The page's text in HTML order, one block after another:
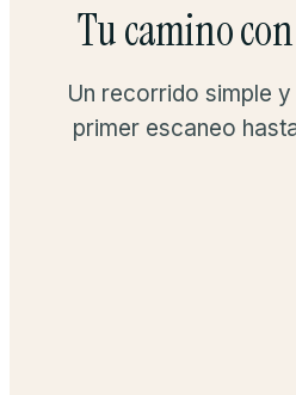
Tu camino
Un recorrido simple
primer escaneo